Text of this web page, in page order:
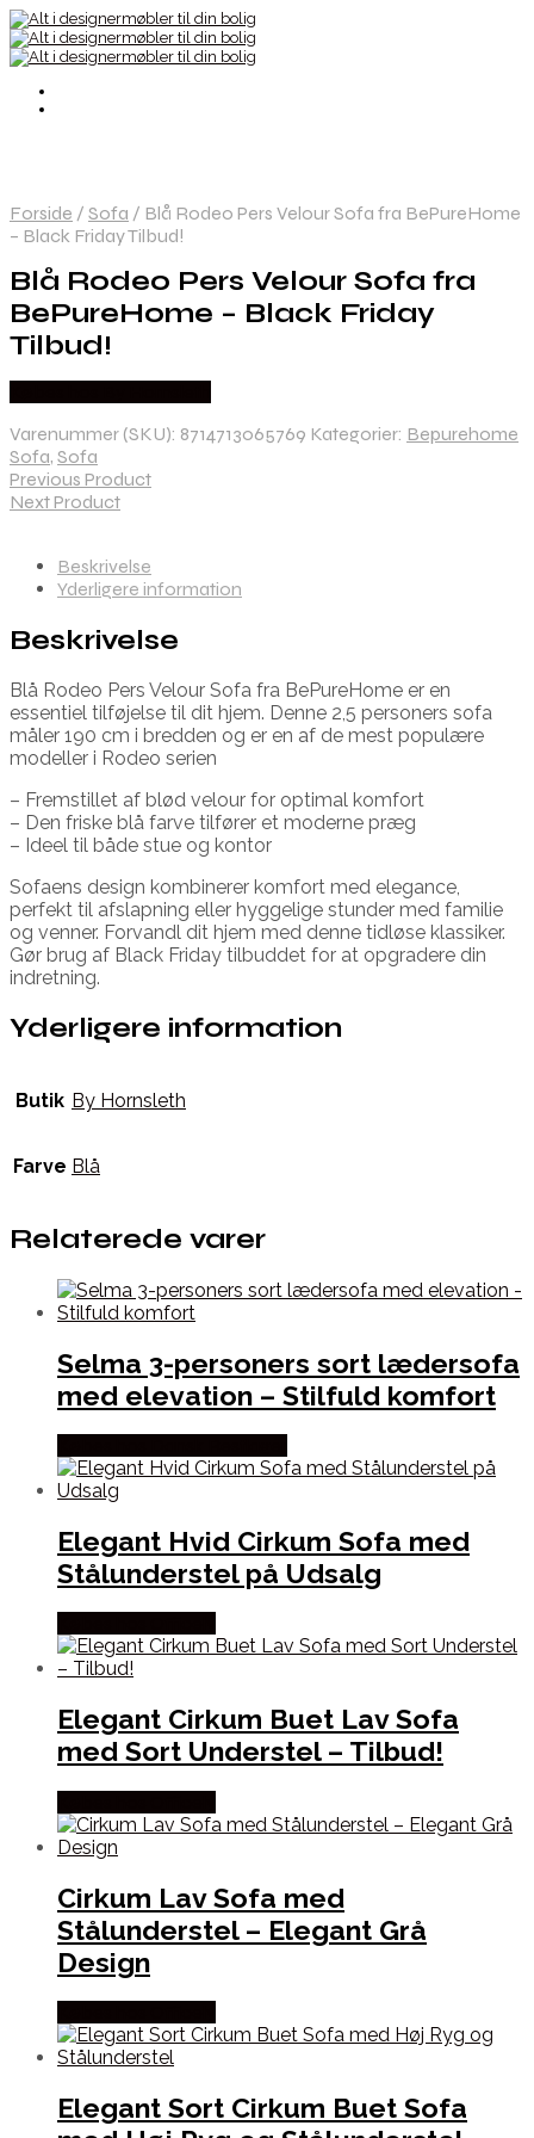
Forside / Sofa / Blå Rodeo Pers Velour Sofa fra BePureHome
– Black Friday Tilbud!
Blå Rodeo Pers Velour Sofa fra
BePureHome – Black Friday
Tilbud!
Varenummer (SKU): 8714713065769 Kategorier: Bepurehome
Sofa, Sofa
Previous Product
Next Product
Beskrivelse
Yderligere information
Beskrivelse
Blå Rodeo Pers Velour Sofa fra BePureHome er en
essentiel tilføjelse til dit hjem. Denne 2,5 personers sofa
måler 190 cm i bredden og er en af de mest populære
modeller i Rodeo serien
– Fremstillet af blød velour for optimal komfort
– Den friske blå farve tilfører et moderne præg
– Ideel til både stue og kontor
Sofaens design kombinerer komfort med elegance,
perfekt til afslapning eller hyggelige stunder med familie
og venner. Forvandl dit hjem med denne tidløse klassiker.
Gør brug af Black Friday tilbuddet for at opgradere din
indretning.
Yderligere information
Butik By Hornsleth
Farve Blå
Relaterede varer
Selma 3-personers sort lædersofa
med elevation – Stilfuld komfort
Elegant Hvid Cirkum Sofa med
Stålunderstel på Udsalg
Elegant Cirkum Buet Lav Sofa
med Sort Understel – Tilbud!
Cirkum Lav Sofa med
Stålunderstel – Elegant Grå
Design
Elegant Sort Cirkum Buet Sofa